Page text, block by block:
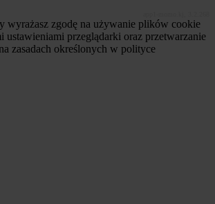
wyrażasz zgodę na używanie plików cookie
ustawieniami przeglądarki oraz przetwarzanie
zasadach określonych w polityce